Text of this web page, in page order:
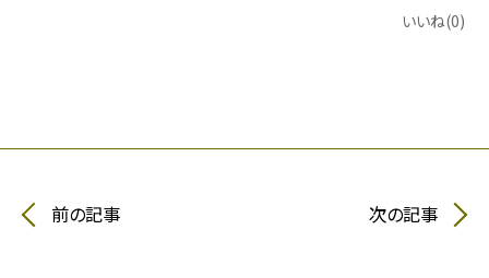
いいね(0)
前の記事 次の記事